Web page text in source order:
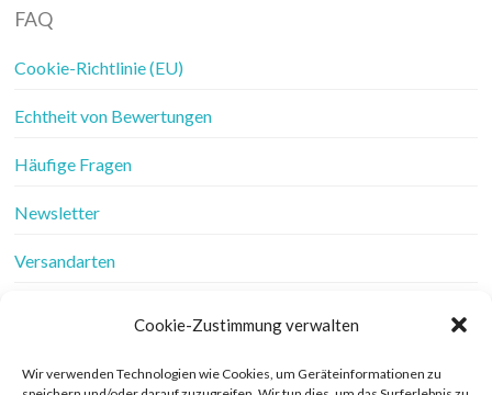
Cookie-Zustimmung verwalten
Wir verwenden Technologien wie Cookies, um Geräteinformationen zu
FAQ
Cookie-Richtlinie (EU)
Echtheit von Bewertungen
Häufige Fragen
Newsletter
Versandarten